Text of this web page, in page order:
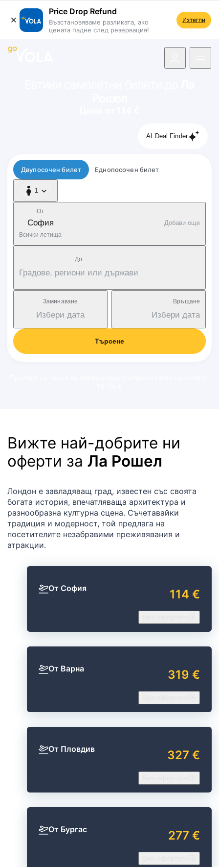
Price Drop Refund
Възстановяваме разликата, ако
цената падне след резервация!
Изтегли
AI Deal Finder
Тип полет
Двупосочен билет Еднопосочен билет
1
1 Пътник
От
София
Всички летища
Добави още
Дo
Градове, региони или държави
Заминаване
Избери дата
Връщане
Избери дата
Търсене
Вижте най-добрите ни
оферти за Ла Рошел
Лондон е завладяващ град, известен със своята
богата история, впечатляваща архитектура и
разнообразна културна сцена. Съчетавайки
традиция и модерност, той предлага на
посетителите незабравими преживявания и
атракции.
От София 114 €
От Варна 319 €
От Пловдив 327 €
От Бургас 277 €